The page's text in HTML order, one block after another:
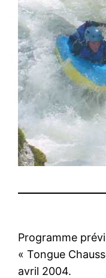
Programme
« Tongue
avril 2004.